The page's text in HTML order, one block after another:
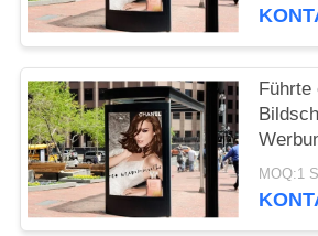
Führte
mit
MOQ:1